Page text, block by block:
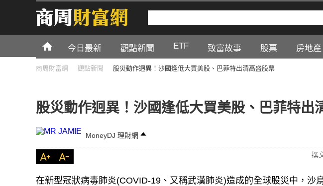
今日最新 觀點新聞 ETF 致富故事 股票 房地產
商周財富網 觀點新聞 股災動作迥異！沙國逢低大買美股、巴菲特出清高盛股票
股災動作迥異！沙國逢低大買美股、巴菲特出
MoneyDJ 理財網
撰
在新型冠狀病毒肺炎(COVID-19、又稱武漢肺炎)造成的全球股災中，沙